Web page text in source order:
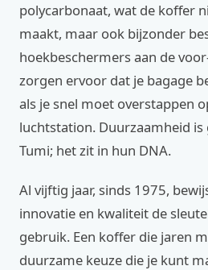
polycarbonaat, wat de koffer
maakt, maar ook bijzonder
hoekbeschermers aan de
zorgen ervoor dat je bagage
als je snel moet overstappen
luchtstation. Duurzaamheid
Tumi; het zit in hun DNA.
Al vijftig jaar, sinds 1975,
innovatie en kwaliteit de
gebruik. Een koffer die jaren
duurzame keuze die je kunt